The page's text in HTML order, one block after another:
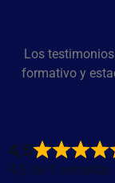
Los
formativo y
4,5
4,5 de 5